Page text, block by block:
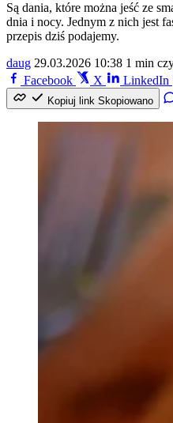
Są dania, które można jeść ze
dnia i nocy. Jednym z nich jest
przepis dziś podajemy.
daug 29.03.2026 10:38 1 min
Facebook
X LinkedIn
Kopiuj link Skopiowano